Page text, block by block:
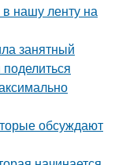
нашу ленту на
занятный
обсуждают